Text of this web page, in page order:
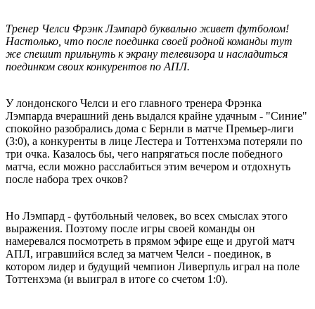
Тренер Челси Фрэнк Лэмпард буквально живет футболом!
Настолько, что после поединка своей родной команды тут
же спешит прильнуть к экрану телевизора и насладиться
поединком своих конкурентов по АПЛ.
У лондонского Челси и его главного тренера Фрэнка
Лэмпарда вчерашний день выдался крайне удачным - "Синие"
спокойно разобрались дома с Бернли в матче Премьер-лиги
(3:0), а конкуренты в лице Лестера и Тоттенхэма потеряли по
три очка. Казалось бы, чего напрягаться после победного
матча, если можно расслабиться этим вечером и отдохнуть
после набора трех очков?
Но Лэмпард - футбольный человек, во всех смыслах этого
выражения. Поэтому после игры своей команды он
намеревался посмотреть в прямом эфире еще и другой матч
АПЛ, игравшийся вслед за матчем Челси - поединок, в
котором лидер и будущий чемпион Ливерпуль играл на поле
Тоттенхэма (и выиграл в итоге со счетом 1:0).